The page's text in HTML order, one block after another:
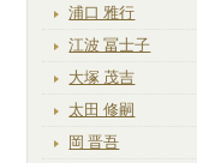
浦口 雅行
江波 冨士子
大塚 茂吉
太田 修嗣
岡 晋吾